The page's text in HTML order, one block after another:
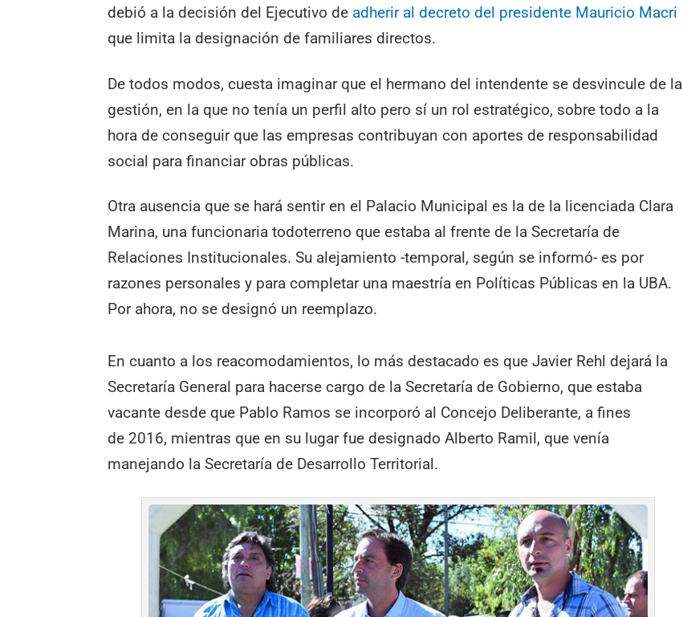
debió a la decisión del Ejecutivo de adherir al decreto del presidente Mauricio Macri
que limita la designación de familiares directos.
De todos modos, cuesta imaginar que el hermano del intendente se desvincule de la
gestión, en la que no tenía un perfil alto pero sí un rol estratégico, sobre todo a la
hora de conseguir que las empresas contribuyan con aportes de responsabilidad
social para financiar obras públicas.
Otra ausencia que se hará sentir en el Palacio Municipal es la de la licenciada Clara
Marina, una funcionaria todoterreno que estaba al frente de la Secretaría de
Relaciones Institucionales. Su alejamiento -temporal, según se informó- es por
razones personales y para completar una maestría en Políticas Públicas en la UBA.
Por ahora, no se designó un reemplazo.
En cuanto a los reacomodamientos, lo más destacado es que Javier Rehl dejará la
Secretaría General para hacerse cargo de la Secretaría de Gobierno, que estaba
vacante desde que Pablo Ramos se incorporó al Concejo Deliberante, a fines
de 2016, mientras que en su lugar fue designado Alberto Ramil, que venía
manejando la Secretaría de Desarrollo Territorial.